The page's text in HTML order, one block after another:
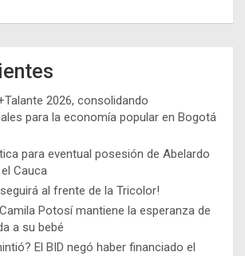
2026, consolidando
para la economía popular en Bogotá
para eventual posesión de Abelardo
Cauca
al frente de la Tricolor!
Potosí mantiene la esperanza de
a su bebé
El BID negó haber financiado el